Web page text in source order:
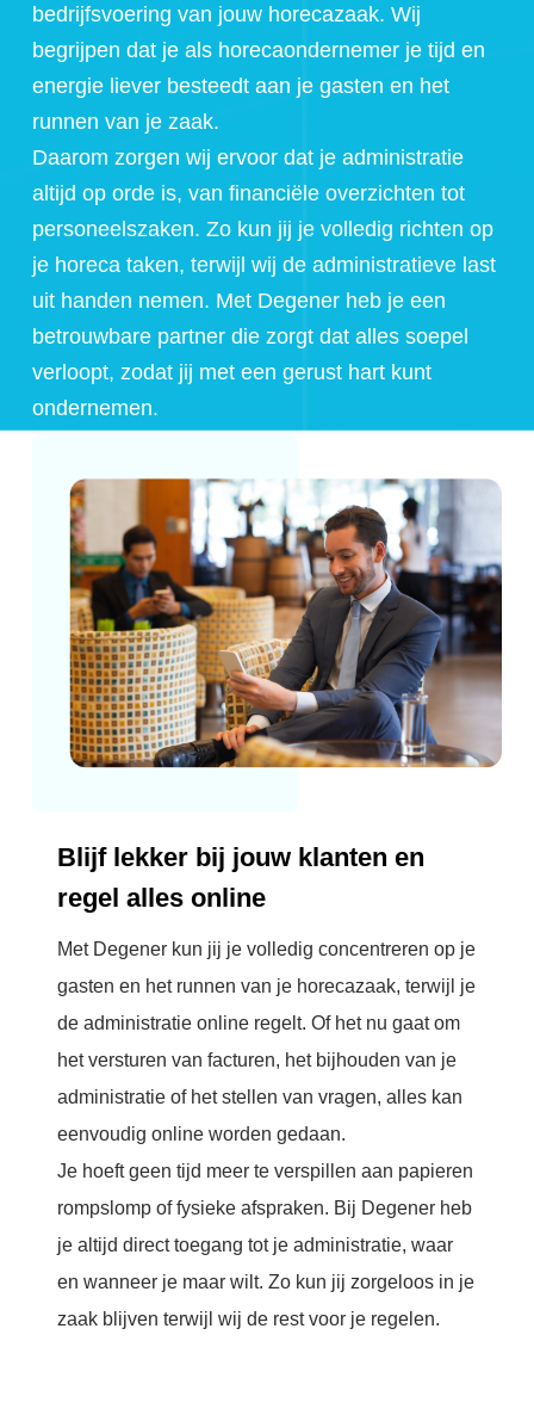
bedrijfsvoering van jouw horecazaak. Wij
begrijpen dat je als horecaondernemer je tijd en
energie liever besteedt aan je gasten en het
runnen van je zaak.
Daarom zorgen wij ervoor dat je administratie
altijd op orde is, van financiële overzichten tot
personeelszaken. Zo kun jij je volledig richten op
je horeca taken, terwijl wij de administratieve last
uit handen nemen. Met Degener heb je een
betrouwbare partner die zorgt dat alles soepel
verloopt, zodat jij met een gerust hart kunt
ondernemen.
Blijf lekker bij jouw klanten en
regel alles online
Met Degener kun jij je volledig concentreren op je
gasten en het runnen van je horecazaak, terwijl je
de administratie online regelt. Of het nu gaat om
het versturen van facturen, het bijhouden van je
administratie of het stellen van vragen, alles kan
eenvoudig online worden gedaan.
Je hoeft geen tijd meer te verspillen aan papieren
rompslomp of fysieke afspraken. Bij Degener heb
je altijd direct toegang tot je administratie, waar
en wanneer je maar wilt. Zo kun jij zorgeloos in je
zaak blijven terwijl wij de rest voor je regelen.